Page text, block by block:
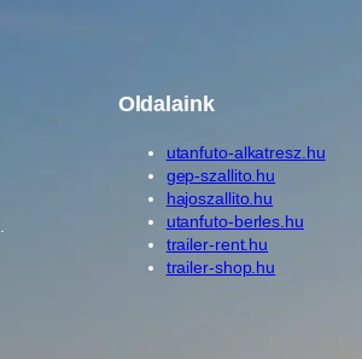
Oldalaink
utanfuto-alkatresz.hu
gep-szallito.hu
hajoszallito.hu
utanfuto-berles.hu
trailer-rent.hu
trailer-shop.hu